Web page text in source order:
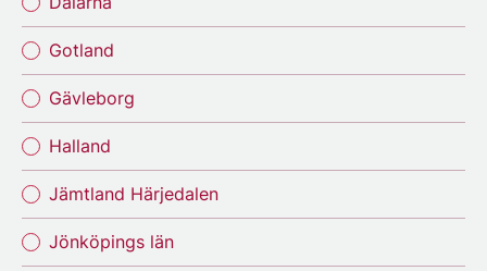
Gotland
Gävleborg
Halland
Jämtland Härjedalen
Jönköpings län